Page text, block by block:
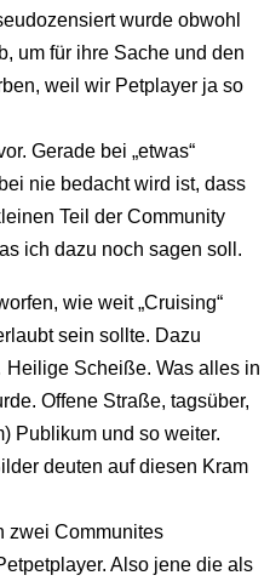
wurde obwohl
um für ihre Sache und den
weil wir Petplayer ja so
Gerade bei „etwas“
nie bedacht wird ist, dass
Teil der Community
ich dazu noch sagen soll.
wie weit „Cruising“
sein sollte. Dazu
Scheiße. Was alles in
Offene Straße, tagsüber,
Publikum und so weiter.
deuten auf diesen Kram
zwei Communites
Also jene die als